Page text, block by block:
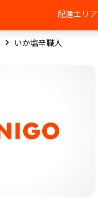
配達エリア
いか塩辛職人